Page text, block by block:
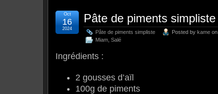
Pâte de piments simpliste
Pâte de piments simpliste Posted by kame
Miam Salé
Oct
16
2024
Ingrédients :
2 gousses d’aïl
100g de piments